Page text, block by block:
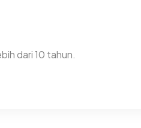
dari 10 tahun.